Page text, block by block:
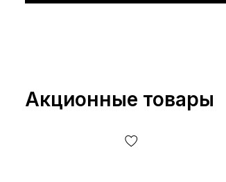
Акционные товары